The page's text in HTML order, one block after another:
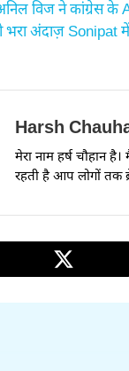
विज ने कांग्रेस के
भरा अंदाज़ Sonipat
Harsh
मेरा नाम हर्ष चौहान
रहती है आप लोगों तक